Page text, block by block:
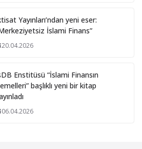
Yayınları’ndan yeni eser:
İslami Finans”
20.04.2026
Enstitüsü “İslami Finansın
başlıklı yeni bir kitap
06.04.2026